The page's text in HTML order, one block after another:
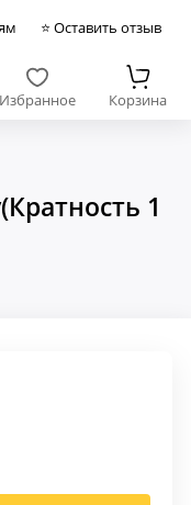
⭐ Оставить отзыв
Избранное Корзина
1